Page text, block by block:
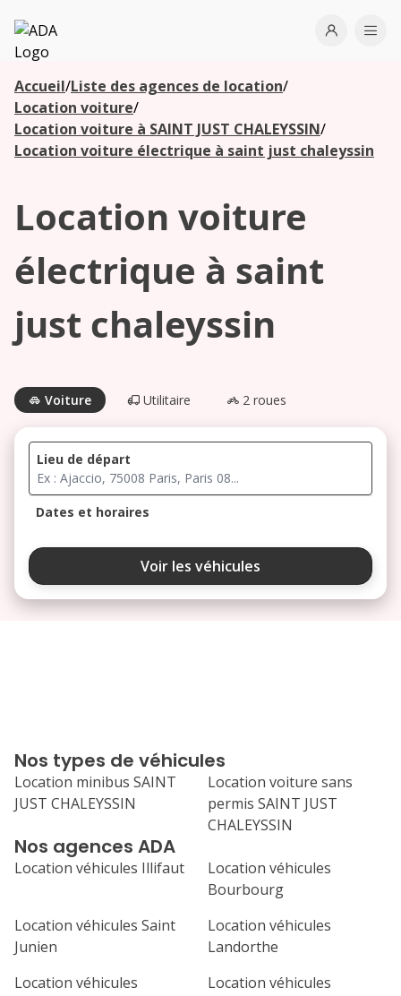
ADA
Open
Accueil/Liste des agences de location/
Location voiture/
Location voiture à SAINT JUST CHALEYSSIN/
Location voiture électrique à saint just chaleyssin
Location voiture
électrique à saint
just chaleyssin
Voiture Utilitaire 2 roues
Lieu de départ
Dates et horaires
août 2026
ma me
24 25 26
31
lu ma me je
2 3
7 8 9 10
16 17
Voir les véhicules
Nos agences ADA
Location véhicules Illifaut
Location véhicules
Bourbourg
Location véhicules Saint
Junien
Location véhicules
Landorthe
Location véhicules
Location véhicules
Nos types de véhicules
Location minibus SAINT
JUST CHALEYSSIN
Location voiture sans
permis SAINT JUST
CHALEYSSIN
Les
agences à
proximité
Commencez
votre
recherche
pour voir les
proximité